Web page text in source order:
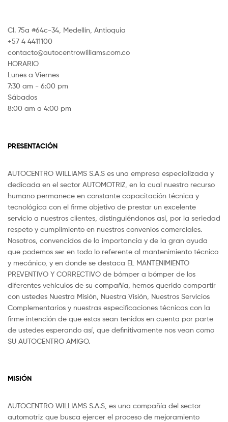
Cl. 75a #64c-34, Medellín, Antioquia
+57 4 4411100
contacto@autocentrowilliams.com.co
HORARIO
Lunes a Viernes
7:30 am - 6:00 pm
Sábados
8:00 am a 4:00 pm
PRESENTACIÓN
AUTOCENTRO WILLIAMS S.A.S es una empresa especializada y
dedicada en el sector AUTOMOTRIZ, en la cual nuestro recurso
humano permanece en constante capacitación técnica y
tecnológica con el firme objetivo de prestar un excelente
servicio a nuestros clientes, distinguiéndonos así, por la seriedad
respeto y cumplimiento en nuestros convenios comerciales.
Nosotros, convencidos de la importancia y de la gran ayuda
que podemos ser en todo lo referente al mantenimiento técnico
y mecánico, y en donde se destaca EL MANTENIMIENTO
PREVENTIVO Y CORRECTIVO de bómper a bómper de los
diferentes vehículos de su compañía, hemos querido compartir
con ustedes Nuestra Misión, Nuestra Visión, Nuestros Servicios
Complementarios y nuestras especificaciones técnicas con la
firme intención de que estos sean tenidos en cuenta por parte
de ustedes esperando así, que definitivamente nos vean como
SU AUTOCENTRO AMIGO.
MISIÓN
AUTOCENTRO WILLIAMS S.A.S, es una compañía del sector
automotriz que busca ejercer el proceso de mejoramiento